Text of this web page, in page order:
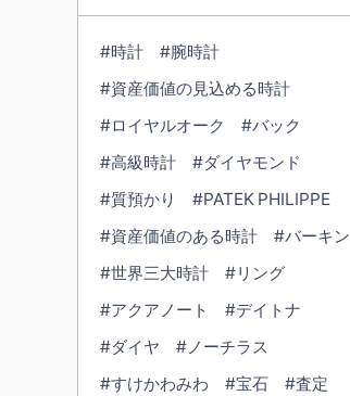
#時計
#腕時計
#資産価値の見込める時計
#ロイヤルオーク
#バック
#高級時計
#ダイヤモンド
#質預かり
#PATEK PHILIPPE
#資産価値のある時計
#バーキン
#世界三大時計
#リング
#アクアノート
#デイトナ
#ダイヤ
#ノーチラス
#すけかわみわ
#宝石
#査定